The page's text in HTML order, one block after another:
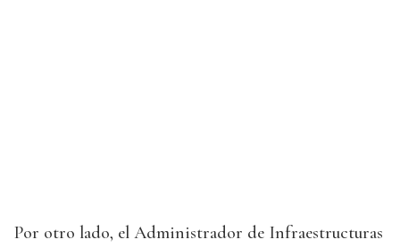
Por otro lado, el Administrador de Infraestructuras